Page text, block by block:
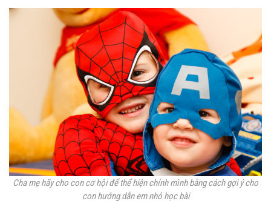
Cha mẹ hãy cho con cơ hội để thể hiện chính mình bằng cách gợi ý cho
con hướng dẫn em nhỏ học bài